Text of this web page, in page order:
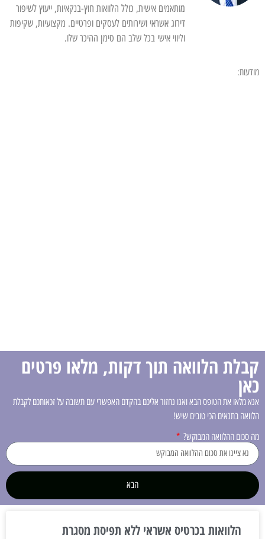
מותאמים אישית, כולל הלוואות חוץ-בנקאיות, ייעוץ לשיפור
דירוג אשראי ושירותים לעסקים ופרטיים. מקצועיות, שקיפות
וליווי אישי בכל שלב הם סימן ההיכר שלו.
מודעות:
קבלת הלוואה תוך דקות, מלאו פרטים
כאן
אנא מלאו את הטופס הבא ואנו נחזור אליכם בהקדם האפשרי עם תשובה על זכאותכם לקבלת
הלוואה בתנאים הכי טובים שיש!
מה סכום ההלוואה המבוקש?
הבא
הלוואות בכרטיס אשראי ללא תפיסת מסגרת